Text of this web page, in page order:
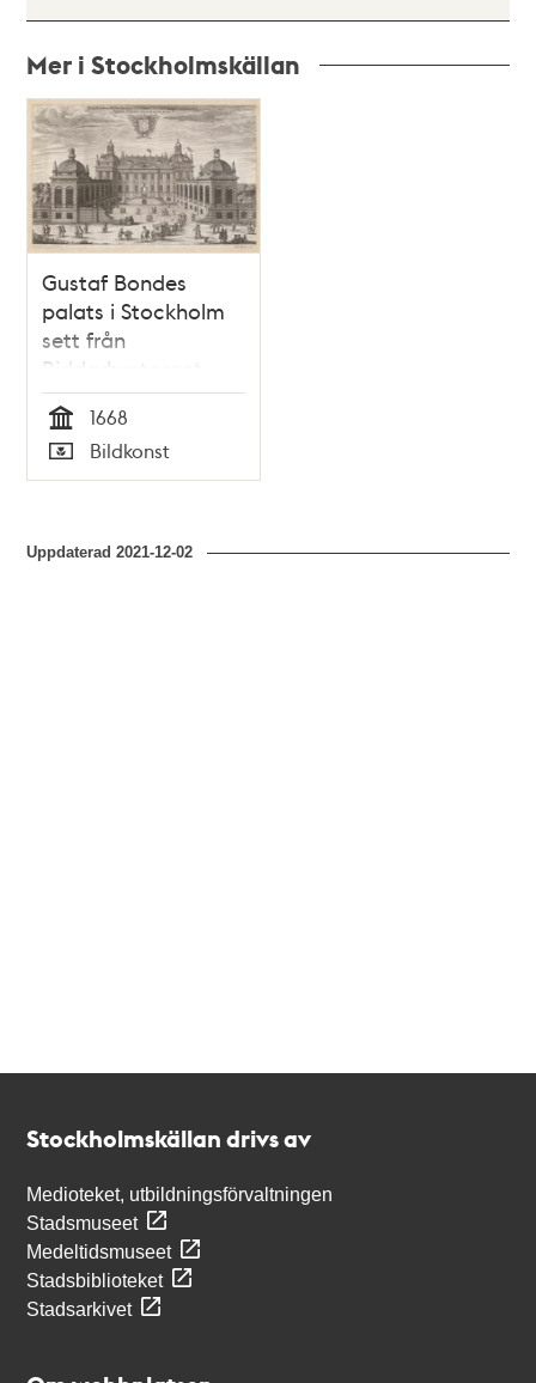
Mer i Stockholmskällan
Relaterade
poster
och
teman
Gustaf Bondes
palats i Stockholm
sett från
Riddarhustorget
Tid
1668
Typ
Bildkonst
Uppdaterad2021-12-02
Stockholmskällan drivs av
Medioteket, utbildningsförvaltningen
Stadsmuseet
Medeltidsmuseet
Stadsbiblioteket
Stadsarkivet